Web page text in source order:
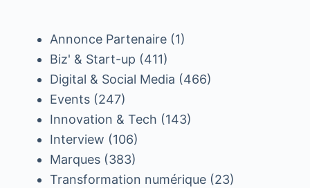
Annonce Partenaire(1)
Biz' & Start-up (411)
Digital & Social Media (466)
Events(247)
Innovation & Tech (143)
Interview (106)
Marques(383)
Transformation numérique(23)